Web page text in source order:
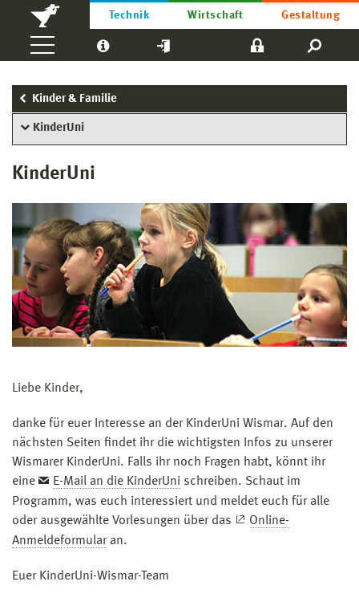
Technik Wirtschaft Gestaltung
Kinder & Familie
KinderUni
KinderUni
Liebe Kinder,
danke für euer Interesse an der KinderUni Wismar. Auf den
nächsten Seiten findet ihr die wichtigsten Infos zu unserer
Wismarer KinderUni. Falls ihr noch Fragen habt, könnt ihr
eine
E-Mail an die KinderUni schreiben. Schaut im
Programm, was euch interessiert und meldet euch für alle
oder ausgewählte Vorlesungen über das
Online-
Anmeldeformularan.
Euer KinderUni-Wismar-Team